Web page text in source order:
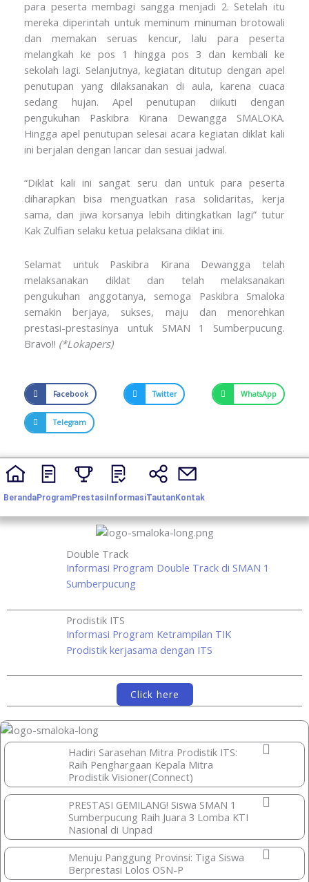
para peserta membagi sangga menjadi 2. Setelah itu
mereka diperintah untuk meminum minuman brotowali
dan memakan seruas kencur, lalu para peserta
melangkah ke pos 1 hingga pos 3 dan kembali ke
sekolah lagi. Selanjutnya, kegiatan ditutup dengan apel
penutupan yang dilaksanakan di aula, karena cuaca
sedang hujan. Apel penutupan diikuti dengan
pengukuhan Paskibra Kirana Dewangga SMALOKA.
Hingga apel penutupan selesai acara kegiatan diklat kali
ini berjalan dengan lancar dan sesuai jadwal.
“Diklat kali ini sangat seru dan untuk para peserta
diharapkan bisa menguatkan rasa solidaritas, kerja
sama, dan jiwa korsanya lebih ditingkatkan lagi” tutur
Kak Zulfian selaku ketua pelaksana diklat ini.
Selamat untuk Paskibra Kirana Dewangga telah
melaksanakan diklat dan telah melaksanakan
pengukuhan anggotanya, semoga Paskibra Smaloka
semakin berjaya, sukses, maju dan menorehkan
prestasi-prestasinya untuk SMAN 1 Sumberpucung.
Bravo!! (*Lokapers)
Facebook Twitter WhatsApp
Telegram
BerandaProgramPrestasi InformasiTautanKontak
Double Track
Informasi Program Double Track di SMAN 1
Sumberpucung
Prodistik ITS
Informasi Program Ketrampilan TIK
Prodistik kerjasama dengan ITS
Click here
Hadiri Sarasehan Mitra Prodistik ITS:
Raih Penghargaan Kepala Mitra
Prodistik Visioner(Connect)
PRESTASI GEMILANG! Siswa SMAN 1
Sumberpucung Raih Juara 3 Lomba KTI
Nasional di Unpad
Menuju Panggung Provinsi: Tiga Siswa
Berprestasi Lolos OSN-P